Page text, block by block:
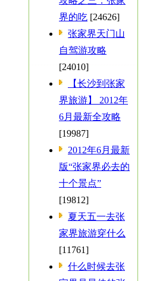
界的吃 [24626]
张家界天门山
自驾游攻略
[24010]
【长沙到张家
界旅游】 2012年
6月最新全攻略
[19987]
2012年6月最新
版“张家界必去的
十个景点”
[19812]
夏天五一去张
家界旅游穿什么
[11761]
什么时候去张